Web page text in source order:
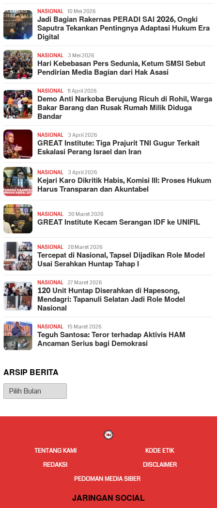
NASIONAL 10 Mei 2026
Jadi Bagian Rakernas PERADI SAI 2026, Ongki
Saputra Tekankan Pentingnya Adaptasi Hukum Era
Digital
NASIONAL 3 Mei 2026
Hari Kebebasan Pers Sedunia, Ketum SMSI Sebut
Pendirian Media Bagian dari Hak Asasi
NASIONAL 11 April 2026
Demo Anti Narkoba Berujung Ricuh di Rohil, Warga
Bakar Barang dan Rusak Rumah Milik Diduga
Bandar
NASIONAL 3 April 2026
GREAT Institute: Tiga Prajurit TNI Gugur Terkait
Eskalasi Perang Israel dan Iran
NASIONAL 3 April 2026
Kejari Karo Dikritik Habis, Komisi III: Proses Hukum
Harus Transparan dan Akuntabel
NASIONAL 30 Maret 2026
GREAT Institute Kecam Serangan IDF ke UNIFIL
NASIONAL 28 Maret 2026
Tercepat di Nasional, Tapsel Dijadikan Role Model
Usai Serahkan Huntap Tahap I
NASIONAL 27 Maret 2026
120 Unit Huntap Diserahkan di Hapesong,
Mendagri: Tapanuli Selatan Jadi Role Model
Nasional
NASIONAL 15 Maret 2026
Teguh Santosa: Teror terhadap Aktivis HAM
Ancaman Serius bagi Demokrasi
ARSIP BERITA
Arsip
Berita
TENTANG KAMI
KODE ETIK
REDAKSI
DISCLAIMER
PEDOMAN MEDIA SIBER
JARINGAN SOCIAL